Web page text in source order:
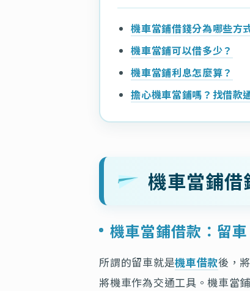
機車當鋪借錢分為哪些方
機車當鋪可以借多少？
機車當鋪利息怎麼算？
擔心機車當鋪嗎？找借款
機車當鋪借
機車當鋪借款：留車
所謂的留車就是機車借款後，
將機車作為交通工具。機車當